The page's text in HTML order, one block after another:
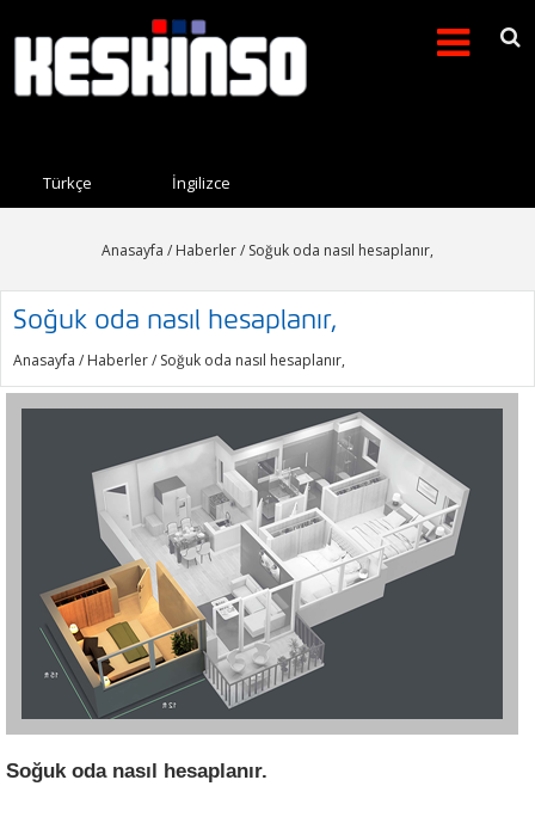
Arama formu
Türkçe İngilizce
Anasayfa / Haberler/ Soğuk oda nasıl hesaplanır,
Soğuk oda nasıl hesaplanır,
Anasayfa / Haberler/ Soğuk oda nasıl hesaplanır,
Soğuk oda nasıl hesaplanır.